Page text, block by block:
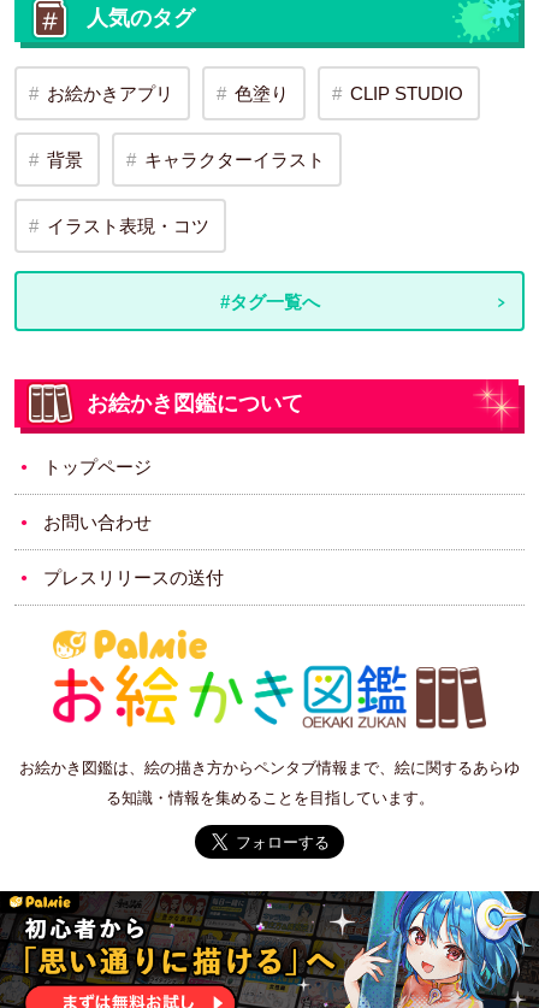
人気のタグ
お絵かきアプリ 色塗り CLIP STUDIO
背景 キャラクターイラスト
イラスト表現・コツ
#タグ一覧へ
お絵かき図鑑について
トップページ
お問い合わせ
プレスリリースの送付
お絵かき図鑑は、絵の描き方からペンタブ情報まで、絵に関するあらゆ
る知識・情報を集めることを目指しています。